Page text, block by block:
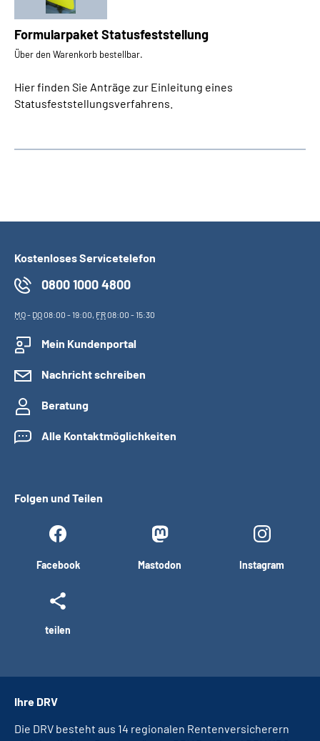
Formularpaket Statusfeststellung
Über den Warenkorb bestellbar.
Hier finden Sie Anträge zur Einleitung eines
Statusfeststellungsverfahrens.
Kostenloses Servicetelefon
0800 1000 4800
MO- DO08:00 - 19:00, FR08:00 - 15:30
Mein Kundenportal
Nachricht schreiben
Beratung
Alle Kontaktmöglichkeiten
Folgen und Teilen
Facebook Mastodon Instagram
teilen
Ihre DRV
Die DRV besteht aus 14 regionalen Rentenversicherern